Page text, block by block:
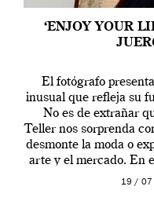
‘ENJOY YOUR
El fotógrafo
inusual que refleja su
No es de extrañar
Teller nos sorprenda
desmonte la moda o
arte y el mercado. En
19 /